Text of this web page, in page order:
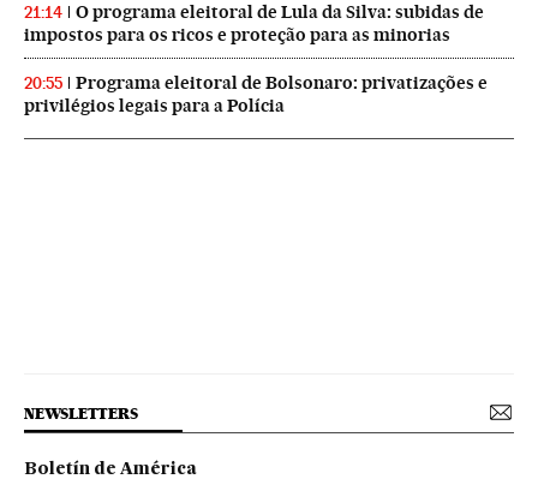
21:14
O programa eleitoral de Lula da Silva: subidas de
impostos para os ricos e proteção para as minorias
20:55
Programa eleitoral de Bolsonaro: privatizações e
privilégios legais para a Polícia
NEWSLETTERS
Boletín de América